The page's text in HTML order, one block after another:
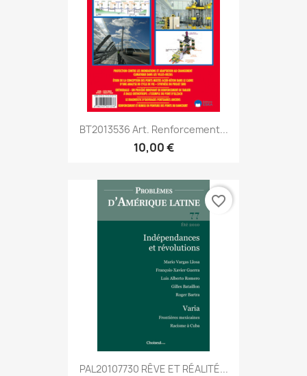
BT2013536 Art. Renforcement...
10,00 €
PAL20107730 RÊVE ET RÉALITÉ...
favorite_border